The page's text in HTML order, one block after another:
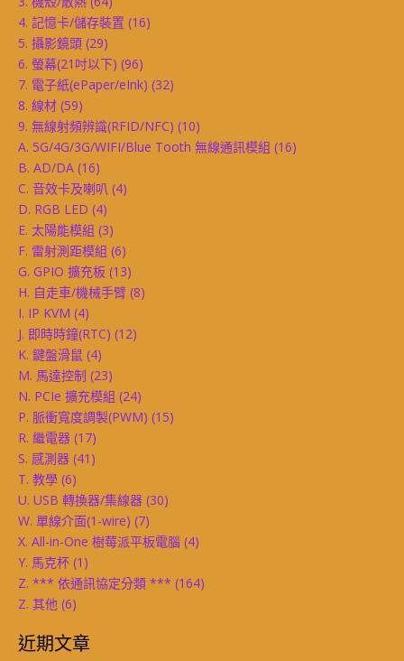
4. 記憶卡/儲存裝置 (16)
5. 攝影鏡頭 (29)
6. 螢幕(21吋以下) (96)
7. 電子紙(ePaper/eInk) (32)
8. 線材 (59)
9. 無線射頻辨識(RFID/NFC) (10)
A. 5G/4G/3G/WIFI/Blue Tooth 無線通訊模組 (16)
B. AD/DA (16)
C. 音效卡及喇叭 (4)
D. RGB LED (4)
E. 太陽能模組 (3)
F. 雷射測距模組 (6)
G. GPIO 擴充板 (13)
H. 自走車/機械手臂 (8)
I. IP KVM (4)
J. 即時時鐘(RTC) (12)
K. 鍵盤滑鼠 (4)
M. 馬達控制 (23)
N. PCIe 擴充模組 (24)
P. 脈衝寬度調製(PWM) (15)
R. 繼電器 (17)
S. 感測器 (41)
T. 教學 (6)
U. USB 轉換器/集線器 (30)
W. 單線介面(1-wire) (7)
X. All-in-One 樹莓派平板電腦 (4)
Y. 馬克杯 (1)
Z. *** 依通訊協定分類 *** (164)
Z. 其他 (6)
近期文章